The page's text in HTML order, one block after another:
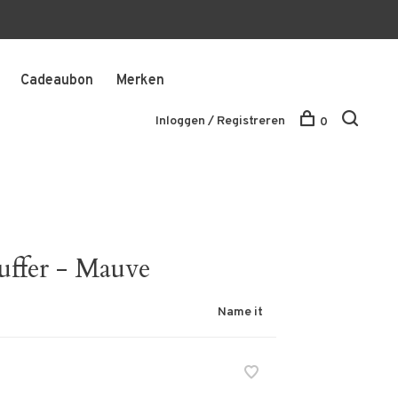
Cadeaubon Merken
Inloggen / Registreren 0
- Mauve
Name it